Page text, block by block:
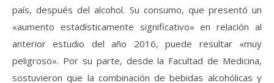
país, después del alcohol. Su consumo, que presentó un
«aumento estadísticamente significativo» en relación al
anterior estudio del año 2016, puede resultar «muy
peligroso». Por su parte, desde la Facultad de Medicina,
sostuvieron que la combinación de bebidas alcohólicas y